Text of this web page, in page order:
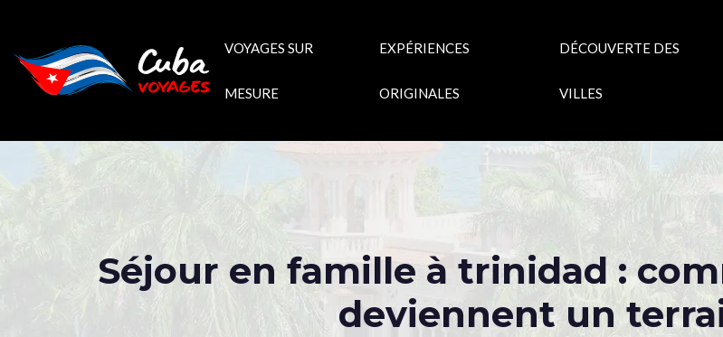
VOYAGES SUR
MESURE
EXPÉRIENCES
ORIGINALES
DÉCOUVERTE DES
VILLES
Séjour en famille à trinidad :
deviennent un